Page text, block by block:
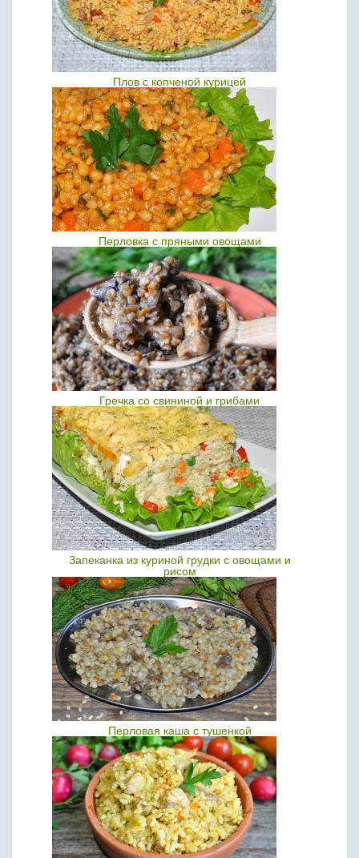
Плов с копченой курицей
Перловка с пряными овощами
Гречка со свининой и грибами
Запеканка из куриной грудки с овощами и
рисом
Перловая каша с тушенкой